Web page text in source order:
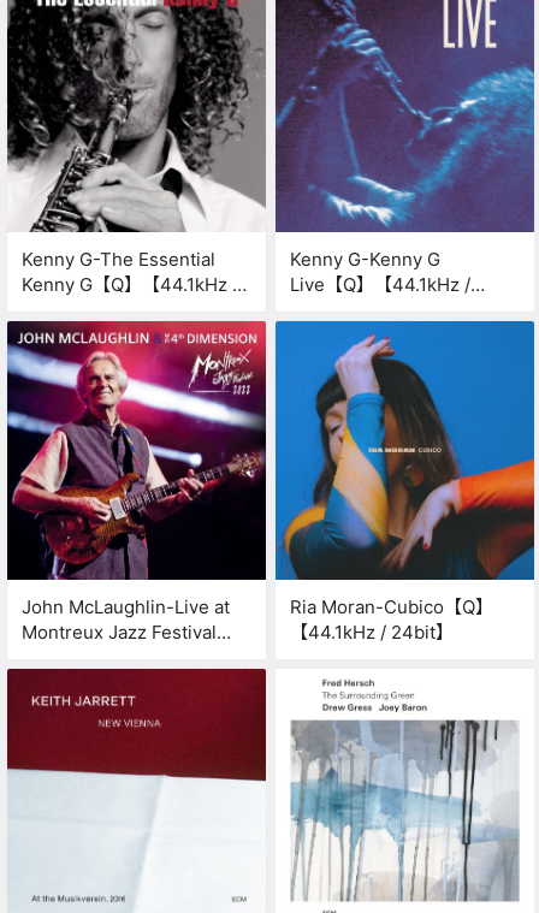
Kenny G-The Essential
Kenny G【Q】【44.1kHz /
Kenny G-Kenny G
Live【Q】【44.1kHz /
John McLaughlin-Live at
Montreux Jazz Festival
Ria Moran-Cubico【Q】
【44.1kHz / 24bit】